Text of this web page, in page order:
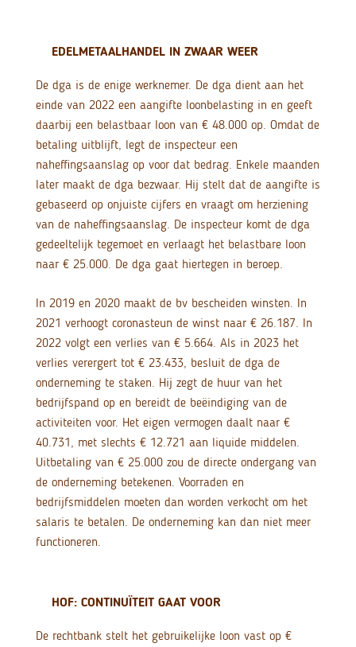
EDELMETAALHANDEL IN ZWAAR WEER
De dga is de enige werknemer. De dga dient aan het
einde van 2022 een aangifte loonbelasting in en geeft
daarbij een belastbaar loon van € 48.000 op. Omdat de
betaling uitblijft, legt de inspecteur een
naheffingsaanslag op voor dat bedrag. Enkele maanden
later maakt de dga bezwaar. Hij stelt dat de aangifte is
gebaseerd op onjuiste cijfers en vraagt om herziening
van de naheffingsaanslag. De inspecteur komt de dga
gedeeltelijk tegemoet en verlaagt het belastbare loon
naar € 25.000. De dga gaat hiertegen in beroep.
In 2019 en 2020 maakt de bv bescheiden winsten. In
2021 verhoogt coronasteun de winst naar € 26.187. In
2022 volgt een verlies van € 5.664. Als in 2023 het
verlies verergert tot € 23.433, besluit de dga de
onderneming te staken. Hij zegt de huur van het
bedrijfspand op en bereidt de beëindiging van de
activiteiten voor. Het eigen vermogen daalt naar €
40.731, met slechts € 12.721 aan liquide middelen.
Uitbetaling van € 25.000 zou de directe ondergang van
de onderneming betekenen. Voorraden en
bedrijfsmiddelen moeten dan worden verkocht om het
salaris te betalen. De onderneming kan dan niet meer
functioneren.
HOF: CONTINUÏTEIT GAAT VOOR
De rechtbank stelt het gebruikelijke loon vast op €